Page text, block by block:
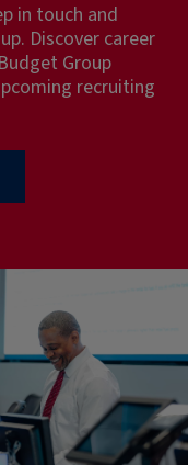
in touch and
Discover career
Group
recruiting